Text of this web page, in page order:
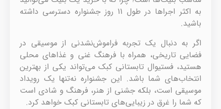
به اکثر اجراها در طول 11 روز جشنواره دسترسی داشته
باشید.
اگر به دنبال یک تجربه فراموش‌نشدنی از موسیقی در
فضایی تاریخی، همراه با فرهنگ غنی و غذاهای محلی
هستید، فستیوال تابستانی کبک می‌تواند یکی از بهترین
انتخاب‌های شما باشد. این جشنواره نه‌تنها یک رویداد
موسیقی است، بلکه جشنی از هنر، فرهنگ و شادی است
که شما را غرق در زیبایی‌های تابستانی کبک خواهد کرد.